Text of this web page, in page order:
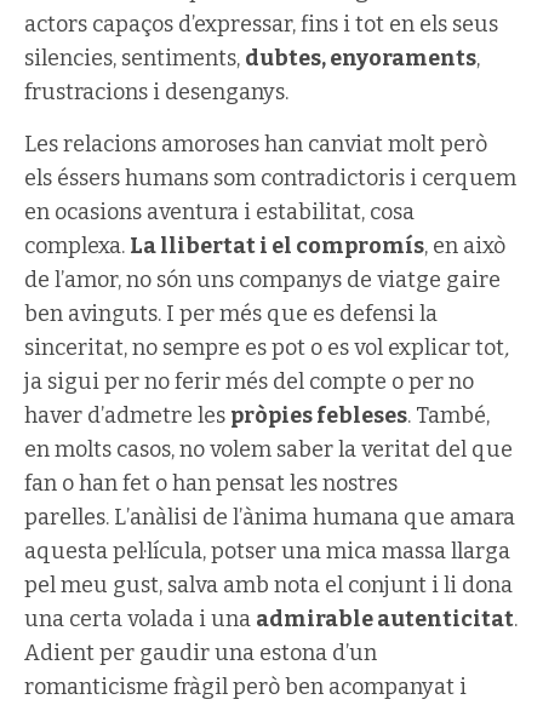
actors capaços d’expressar, fins i tot en els seus
silencies, sentiments, dubtes, enyoraments,
frustracions i desenganys.
Les relacions amoroses han canviat molt però
els éssers humans som contradictoris i cerquem
en ocasions aventura i estabilitat, cosa
complexa. La llibertat i el compromís, en això
de l’amor, no són uns companys de viatge gaire
ben avinguts. I per més que es defensi la
sinceritat, no sempre es pot o es vol explicar tot,
ja sigui per no ferir més del compte o per no
haver d’admetre les pròpies febleses. També,
en molts casos, no volem saber la veritat del que
fan o han fet o han pensat les nostres
parelles. L’anàlisi de l’ànima humana que amara
aquesta pel·lícula, potser una mica massa llarga
pel meu gust, salva amb nota el conjunt i li dona
una certa volada i una admirable autenticitat.
Adient per gaudir una estona d’un
romanticisme fràgil però ben acompanyat i